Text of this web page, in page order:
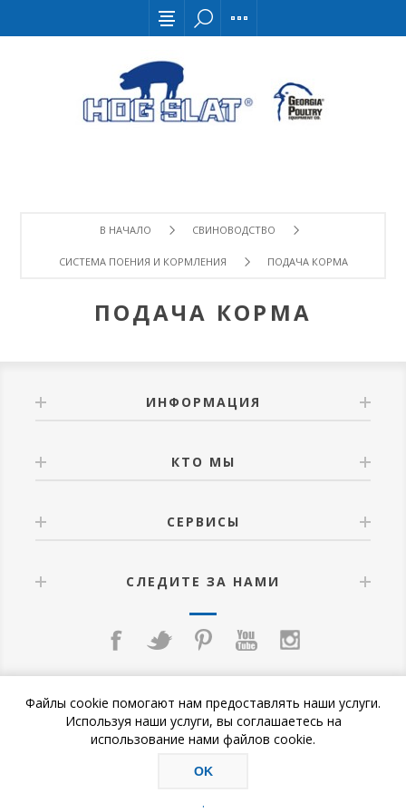
В НАЧАЛО СВИНОВОДСТВО
СИСТЕМА ПОЕНИЯ И КОРМЛЕНИЯ ПОДАЧА КОРМА
ПОДАЧА КОРМА
ИНФОРМАЦИЯ
КТО МЫ
СЕРВИСЫ
СЛЕДИТЕ ЗА НАМИ
Copyright © 2026 «HOG SLAT Россия». Все права защищены.
Файлы cookie помогают нам предоставлять наши услуги.
Используя наши услуги, вы соглашаетесь на
использование нами файлов cookie.
OK
.